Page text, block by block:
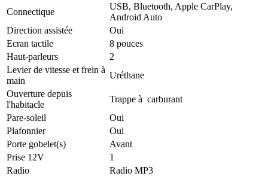
Connectique
USB, Bluetooth, Apple CarPlay,
Android Auto
Direction assistée
Oui
Ecran tactile
8 pouces
Haut-parleurs
2
Levier de vitesse et frein à
main
Uréthane
Ouverture depuis
l'habitacle
Trappe à carburant
Pare-soleil
Oui
Plafonnier
Oui
Porte gobelet(s)
Avant
Prise 12V
1
Radio
Radio MP3